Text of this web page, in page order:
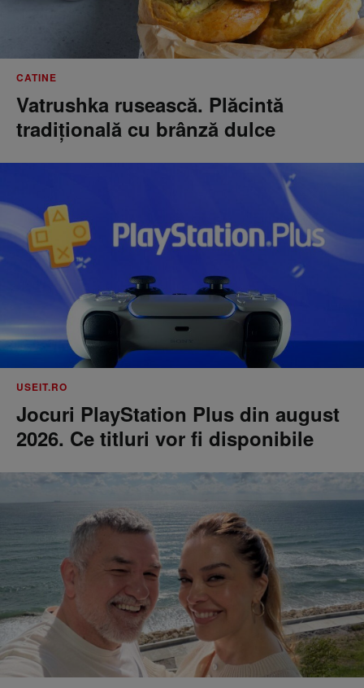
CATINE
Vatrushka rusească. Plăcintă
tradițională cu brânză dulce
USEIT.RO
Jocuri PlayStation Plus din august
2026. Ce titluri vor fi disponibile